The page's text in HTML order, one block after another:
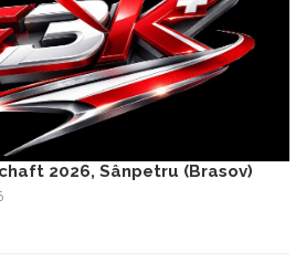
2026, Sânpetru (Brasov)